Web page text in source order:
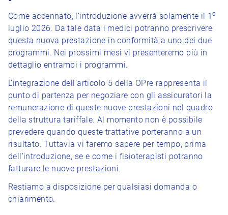
Come accennato, l’introduzione avverrà solamente il 1o
luglio 2026. Da tale data i medici potranno prescrivere
questa nuova prestazione in conformità a uno dei due
programmi. Nei prossimi mesi vi presenteremo più in
dettaglio entrambi i programmi.
L’integrazione dell’articolo 5 della OPre rappresenta il
punto di partenza per negoziare con gli assicuratori la
remunerazione di queste nuove prestazioni nel quadro
della struttura tariffale. Al momento non è possibile
prevedere quando queste trattative porteranno a un
risultato. Tuttavia vi faremo sapere per tempo, prima
dell’introduzione, se e come i fisioterapisti potranno
fatturare le nuove prestazioni.
Restiamo a disposizione per qualsiasi domanda o
chiarimento.